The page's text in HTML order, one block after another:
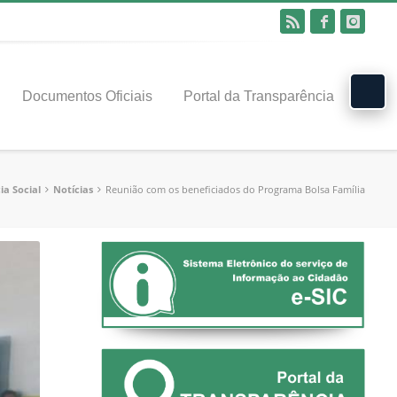
Documentos Oficiais Portal da Transparência
Social Notícias Reunião com os beneficiados do Programa Bolsa Família